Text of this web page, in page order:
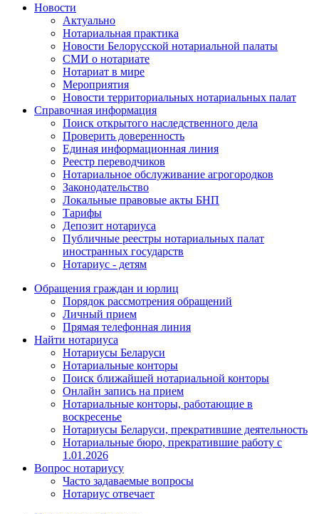
Новости
Актуально
Нотариальная практика
Новости Белорусской нотариальной палаты
СМИ о нотариате
Нотариат в мире
Мероприятия
Новости территориальных нотариальных палат
Справочная информация
Поиск открытого наследственного дела
Проверить доверенность
Единая информационная линия
Реестр переводчиков
Нотариальное обслуживание агрогородков
Законодательство
Локальные правовые акты БНП
Тарифы
Депозит нотариуса
Публичные реестры нотариальных палат
иностранных государств
Нотариус - детям
Обращения граждан и юрлиц
Порядок рассмотрения обращений
Личный прием
Прямая телефонная линия
Найти нотариуса
Нотариусы Беларуси
Нотариальные конторы
Поиск ближайшей нотариальной конторы
Онлайн запись на прием
Нотариальные конторы, работающие в
воскресенье
Нотариусы Беларуси, прекратившие деятельность
Нотариальные бюро, прекратившие работу с
1.01.2026
Вопрос нотариусу
Часто задаваемые вопросы
Нотариус отвечает